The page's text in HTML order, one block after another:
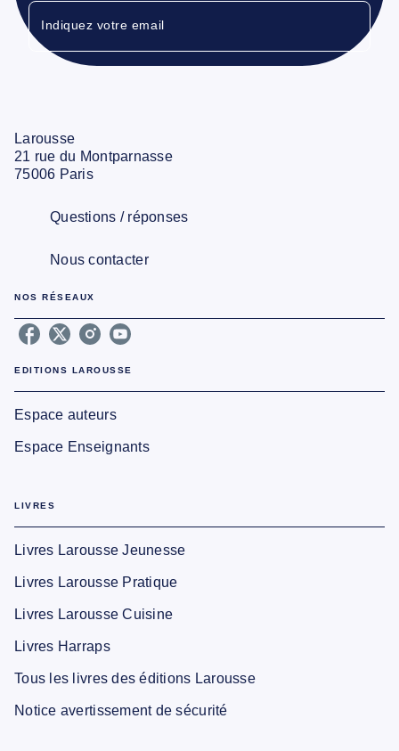
Indiquez votre email
Larousse
21 rue du Montparnasse
75006 Paris
Questions / réponses
Nous contacter
NOS RÉSEAUX
EDITIONS LAROUSSE
Espace auteurs
Espace Enseignants
LIVRES
Livres Larousse Jeunesse
Livres Larousse Pratique
Livres Larousse Cuisine
Livres Harraps
Tous les livres des éditions Larousse
Notice avertissement de sécurité